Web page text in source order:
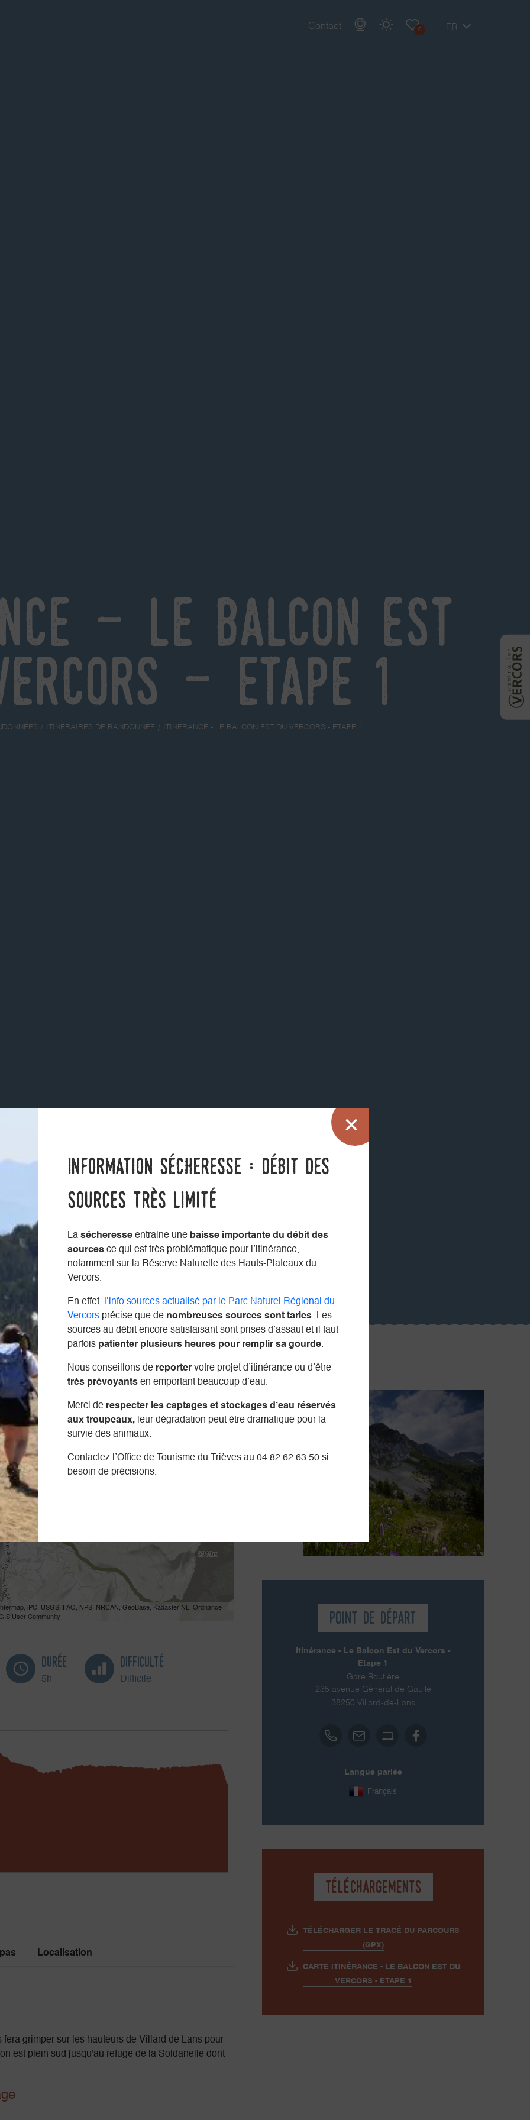
Contact 0 FR
- Le Balcon Est
- Etape 1
ITINÉRAIRES DE RANDONNÉE ITINÉRANCE - LE BALCON EST DU VERCORS - ETAPE 1
iPC, USGS, FAO, NPS, NRCAN, GeoBase, Kadaster NL, Ordnance
User Community
Durée
5h
Difficulté
Difficile
Localisation
grimper sur les hauteurs de Villard de Lans pour
est plein sud jusqu'au refuge de la Soldanelle dont
Point de départ
Itinérance - Le Balcon Est du Vercors -
Etape 1
Gare Routière
235 avenue Général de Gaulle
38250 Villard-de-Lans
Langue parlée
Français
Téléchargements
TÉLÉCHARGER LE TRACÉ DU PARCOURS
(GPX)
CARTE ITINÉRANCE - LE BALCON EST DU
VERCORS - ETAPE 1
Information sécheresse : débit des
sources très limité
La sécheresse entraine une baisse importante du débit des
sources ce qui est très problématique pour l’itinérance,
notamment sur la Réserve Naturelle des Hauts-Plateaux du
Vercors.
En effet, l’ info sources actualisé par le Parc Naturel Régional du
Vercors précise que de nombreuses sources sont taries. Les
sources au débit encore satisfaisant sont prises d’assaut et il faut
parfois patienter plusieurs heures pour remplir sa gourde.
Nous conseillons de reporter votre projet d’itinérance ou d’être
très prévoyants en emportant beaucoup d’eau.
Merci de respecter les captages et stockages d’eau réservés
aux troupeaux, leur dégradation peut être dramatique pour la
survie des animaux.
Contactez l’Office de Tourisme du Trièves au 04 82 62 63 50 si
besoin de précisions.